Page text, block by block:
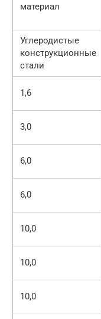
материал
Углеродистые
конструкционные
стали
1,6
3,0
6,0
6,0
10,0
10,0
10,0